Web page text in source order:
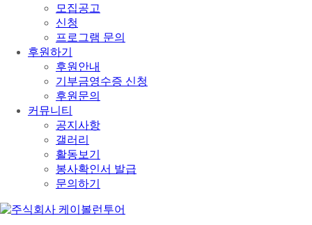
모집공고
신청
프로그램 문의
후원하기
후원안내
기부금영수증 신청
후원문의
커뮤니티
공지사항
갤러리
활동보기
봉사확인서 발급
문의하기